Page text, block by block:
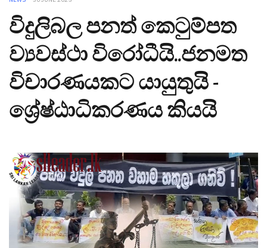
විදුලිබල පනත් කෙටුම්පත
ව්‍යවස්ථා විරෝධීයි..ජනමත
විචාරණයකට යායුතුයි -
ශ්‍රේෂ්ඨාධිකරණය කියයි